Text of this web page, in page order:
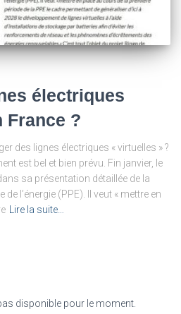
électriques
France ?
des lignes électriques « virtuelles » ?
est bel et bien prévu. Fin janvier, le
sa présentation détaillée de la
l’énergie (PPE). Il veut « mettre en
Lire la suite…
disponible pour le moment.